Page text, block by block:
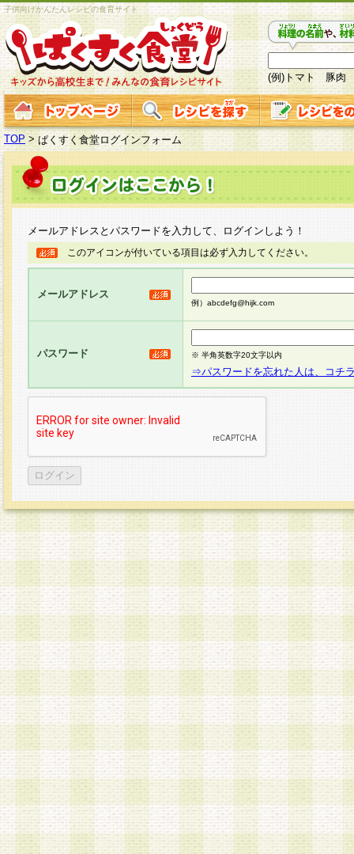
子供向けかんたんレシピの食育サイト
(例)トマト 豚肉
TOP > ぱくすく食堂ログインフォーム
メールアドレスとパスワードを入力して、ログインしよう！
このアイコンが付いている項目は必ず入力してください。
メールアドレス
例）abcdefg@hijk.com
パスワード ※ 半角英数字20文字以内
⇒パスワードを忘れた人は、コチ